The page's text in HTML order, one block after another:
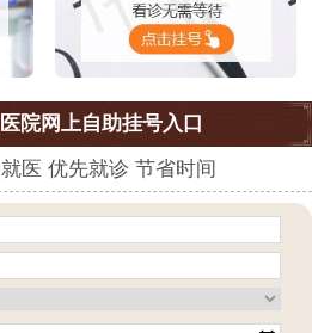
院网上自助挂号入口
医 优先就诊 节省时间